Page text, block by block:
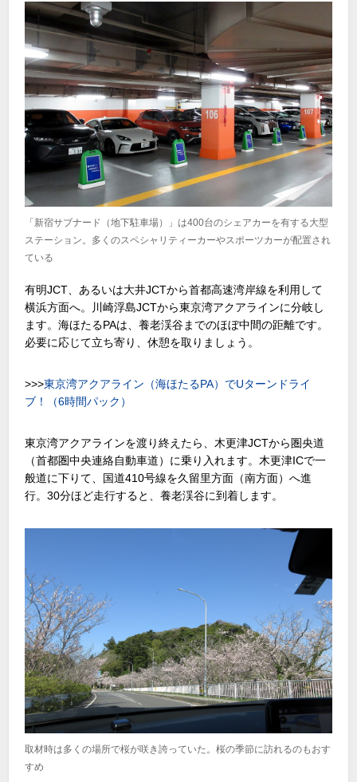
「新宿サブナード（地下駐車場）」は400台のシェアカーを有する大型
ステーション。多くのスペシャリティーカーやスポーツカーが配置され
ている
有明JCT、あるいは大井JCTから首都高速湾岸線を利用して
横浜方面へ。川崎浮島JCTから東京湾アクアラインに分岐し
ます。海ほたるPAは、養老渓谷までのほぼ中間の距離です。
必要に応じて立ち寄り、休憩を取りましょう。
>>>東京湾アクアライン（海ほたるPA）でUターンドライ
ブ！（6時間パック）
東京湾アクアラインを渡り終えたら、木更津JCTから圏央道
（首都圏中央連絡自動車道）に乗り入れます。木更津ICで一
般道に下りて、国道410号線を久留里方面（南方面）へ進
行。30分ほど走行すると、養老渓谷に到着します。
取材時は多くの場所で桜が咲き誇っていた。桜の季節に訪れるのもおす
すめ